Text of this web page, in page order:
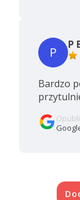
P P
Bardzo